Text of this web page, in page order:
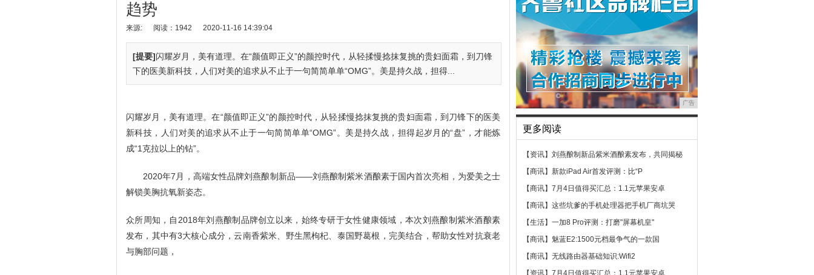
趋势
来源: 阅读：1942 2020-11-16 14:39:04
[提要]闪耀岁月，美有道理。在“颜值即正义”的颜控时代，从轻揉慢捻抹复挑的贵妇面霜，到刀锋
下的医美新科技，人们对美的追求从不止于一句简简单单“OMG”。美是持久战，担得...
闪耀岁月，美有道理。在“颜值即正义”的颜控时代，从轻揉慢捻抹复挑的贵妇面霜，到刀锋下的医美
新科技，人们对美的追求从不止于一句简简单单“OMG”。美是持久战，担得起岁月的“盘”，才能炼
成“1克拉以上的钻”。
2020年7月，高端女性品牌刘燕酿制新品——刘燕酿制紫米酒酿素于国内首次亮相，为爱美之士
解锁美胸抗氧新姿态。
众所周知，自2018年刘燕酿制品牌创立以来，始终专研于女性健康领域，本次刘燕酿制紫米酒酿素
发布，其中有3大核心成分，云南香紫米、野生黑枸杞、泰国野葛根，完美结合，帮助女性对抗衰老
与胸部问题，
广告
更多阅读
【资讯】 刘燕酿制新品紫米酒酿素发布，共同揭秘
【商讯】 新款iPad Air首发评测：比“P
【商讯】 7月4日值得买汇总：1.1元苹果安卓
【商讯】 这些坑爹的手机处理器把手机厂商坑哭
【生活】 一加8 Pro评测：打磨"屏幕机皇"
【商讯】 魅蓝E2:1500元档最争气的一款国
【商讯】 无线路由器基础知识:Wifi2
【资讯】 7月4日值得买汇总：1.1元苹果安卓